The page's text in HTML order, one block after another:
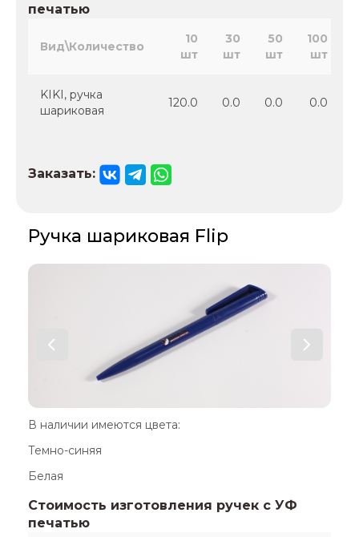
печатью
Вид\Количество
10
шт
30
шт
50
шт
100
шт
KIKI, ручка
шариковая
120.0 0.0 0.0 0.0
Заказать:
Ручка шариковая Flip
В наличии имеются цвета:
Темно-синяя
Белая
Стоимость изготовления ручек с УФ
печатью